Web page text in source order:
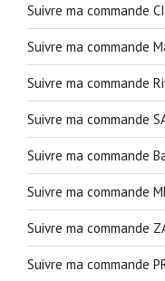
Suivre ma commande
Suivre ma commande
Suivre ma commande
Suivre ma commande
Suivre ma commande
Suivre ma commande
Suivre ma commande
Suivre ma commande